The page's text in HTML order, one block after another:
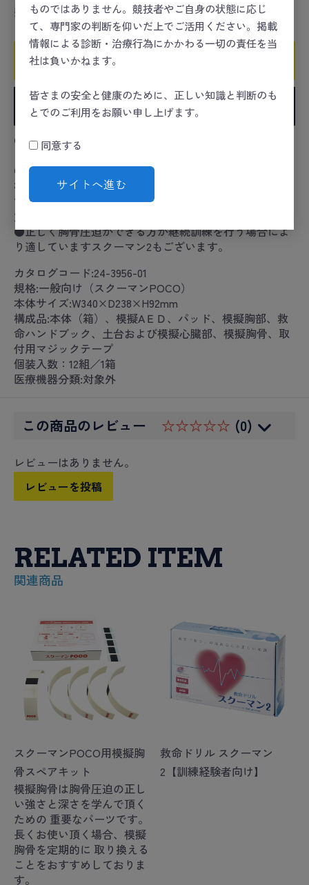
ものではありません。競技者やご自身の状態に応じ
て、専門家の判断を仰いだ上でご活用ください。掲載
情報による診断・治療行為にかかわる一切の責任を当
社は負いかねます。
皆さまの安全と健康のために、正しい知識と判断のも
とでのご利用をお願い申し上げます。
同意する
サイトへ進む
数量
お気に入りに追加
●胸骨圧迫の「正しい位置」「正しい強さ」「正しい深
さ」を身に付けるための心肺蘇生簡易訓練キットです。
●東洋人の体格にはスクーマンPOCOの硬さが近く、学
校や市民講習会、企業研修などで多く使用されていま
す。男性はもちろん、女性や小学校高学年程度以上の児
童でもCPR（心肺蘇生）を訓練できます。
●正しく胸骨圧迫ができる方が継続訓練を行う場合によ
り適していますスクーマン2もございます。
カタログコード:24-3956-01
規格:一般向け（スクーマンPOCO）
本体サイズ:W340×D238×H92mm
構成品:本体（箱）、模擬AＥＤ、パッド、模擬胸部、救
命ハンドブック、土台および模擬心臓部、模擬胸骨、取
付用マジックテープ
個装入数：12組／1箱
医療機器分類:対象外
この商品のレビュー ☆☆☆☆☆ (0)
レビューはありません。
レビューを投稿
RELATED ITEM
関連商品
スクーマンPOCO用模擬胸
骨スペアキット
模擬胸骨は胸骨圧迫の正し
い強さと深さを学んで頂く
ための 重要なパーツです。
長くお使い頂く場合、模擬
胸骨を定期的に 取り換える
ことをおすすめしておりま
す。
救命ドリル スクーマン
2【訓練経験者向け】